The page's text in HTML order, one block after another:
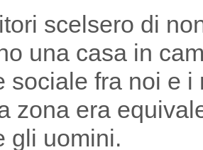
scelsero di
una casa in
sociale fra noi e
zona era
gli uomini.